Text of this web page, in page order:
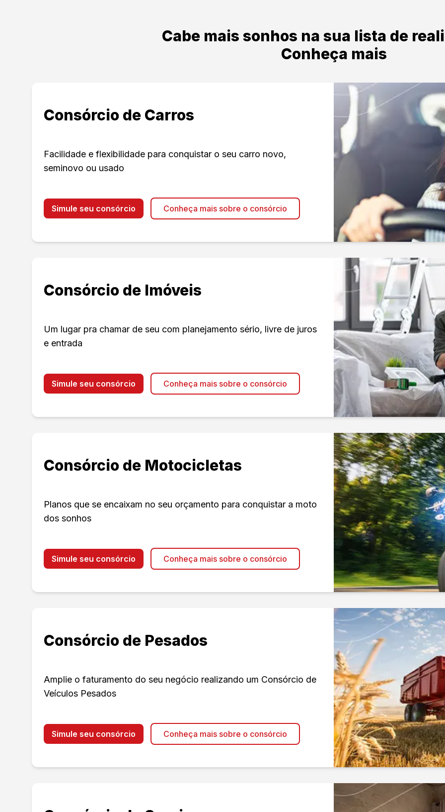
Cabe mais sonhos na sua lista de
Conheça mais
Consórcio de Carros
Facilidade e flexibilidade para conquistar o seu carro novo,
seminovo ou usado
Simule seu consórcio Conheça mais sobre o consórcio
Consórcio de Imóveis
Um lugar pra chamar de seu com planejamento sério, livre de juros
e entrada
Simule seu consórcio Conheça mais sobre o consórcio
Consórcio de Motocicletas
Planos que se encaixam no seu orçamento para conquistar a moto
dos sonhos
Simule seu consórcio Conheça mais sobre o consórcio
Consórcio de Pesados
Amplie o faturamento do seu negócio realizando um Consórcio de
Veículos Pesados
Simule seu consórcio Conheça mais sobre o consórcio